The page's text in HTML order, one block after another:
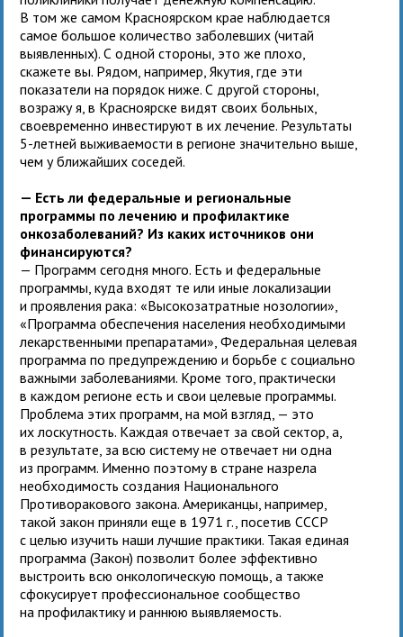
В том же самом Красноярском крае наблюдается
самое большое количество заболевших (читай
выявленных). С одной стороны, это же плохо,
скажете вы. Рядом, например, Якутия, где эти
показатели на порядок ниже. С другой стороны,
возражу я, в Красноярске видят своих больных,
своевременно инвестируют в их лечение. Результаты
5-летней выживаемости в регионе значительно выше,
чем у ближайших соседей.
— Есть ли федеральные и региональные
программы по лечению и профилактике
онкозаболеваний? Из каких источников они
финансируются?
— Программ сегодня много. Есть и федеральные
программы, куда входят те или иные локализации
и проявления рака: «Высокозатратные нозологии»,
«Программа обеспечения населения необходимыми
лекарственными препаратами», Федеральная целевая
программа по предупреждению и борьбе с социально
важными заболеваниями. Кроме того, практически
в каждом регионе есть и свои целевые программы.
Проблема этих программ, на мой взгляд, — это
их лоскутность. Каждая отвечает за свой сектор, а,
в результате, за всю систему не отвечает ни одна
из программ. Именно поэтому в стране назрела
необходимость создания Национального
Противоракового закона. Американцы, например,
такой закон приняли еще в 1971 г., посетив СССР
с целью изучить наши лучшие практики. Такая единая
программа (Закон) позволит более эффективно
выстроить всю онкологическую помощь, а также
сфокусирует профессиональное сообщество
на профилактику и раннюю выявляемость.